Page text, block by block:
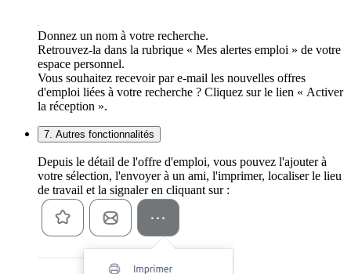
Donnez un nom à votre recherche.
Retrouvez-la dans la rubrique « Mes alertes emploi » de votre
espace personnel.
Vous souhaitez recevoir par e-mail les nouvelles offres
d'emploi liées à votre recherche ? Cliquez sur le lien « Activer
la réception ».
7. Autres fonctionnalités
Depuis le détail de l'offre d'emploi, vous pouvez l'ajouter à
votre sélection, l'envoyer à un ami, l'imprimer, localiser le lieu
de travail et la signaler en cliquant sur :